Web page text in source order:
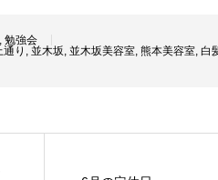
勉強会
通り 並木坂 並木坂美容室 熊本美容室 白